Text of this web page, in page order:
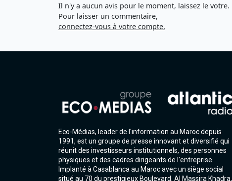
Il n'y a aucun avis pour le moment, laissez le votre.
Pour laisser un commentaire,
connectez-vous à votre compte.
Eco-Médias, leader de l'information au Maroc depuis
1991, est un groupe de presse innovant et diversifié qui
réunit des investisseurs institutionnels, des personnes
physiques et des cadres dirigeants de l'entreprise.
Implanté à Casablanca au Maroc avec un siège social
situé au 70 du prestigieux Boulevard. Al Massira Khadra,